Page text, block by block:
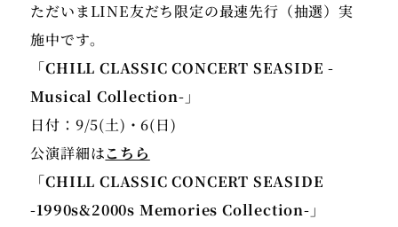
ただいまLINE友だち限定の最速先行（抽選）実
「CHILL CLASSIC CONCERT SEASIDE -
日付：9/5(土)・6(日)
公演詳細はこちら
「CHILL CLASSIC CONCERT SEASIDE
-1990s&2000s Memories Collection-」